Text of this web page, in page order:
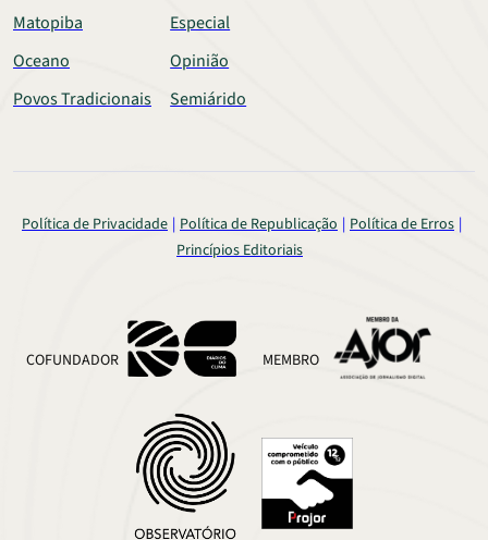
Matopiba
Especial
Oceano
Opinião
Povos Tradicionais
Semiárido
Política de Privacidade Política de Republicação
Política de Erros
Princípios Editoriais
COFUNDADOR MEMBRO